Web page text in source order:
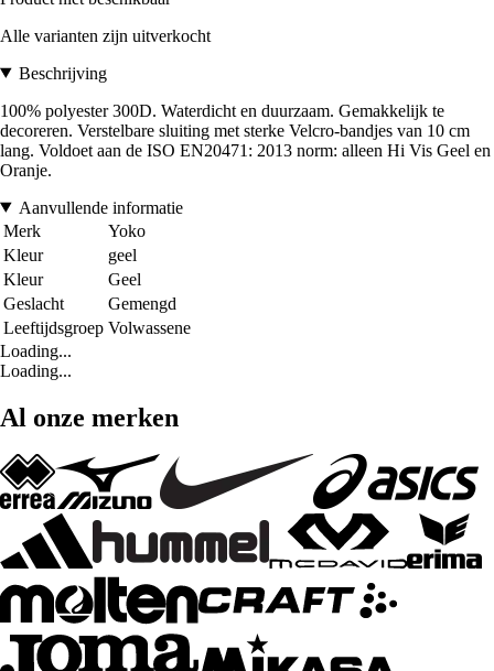
Alle varianten zijn uitverkocht
Beschrijving
100% polyester 300D. Waterdicht en duurzaam. Gemakkelijk te
decoreren. Verstelbare sluiting met sterke Velcro-bandjes van 10 cm
lang. Voldoet aan de ISO EN20471: 2013 norm: alleen Hi Vis Geel en
Oranje.
Aanvullende informatie
Merk
Yoko
Kleur
geel
Kleur
Geel
Geslacht
Gemengd
Leeftijdsgroep Volwassene
Loading...
Loading...
Al onze merken